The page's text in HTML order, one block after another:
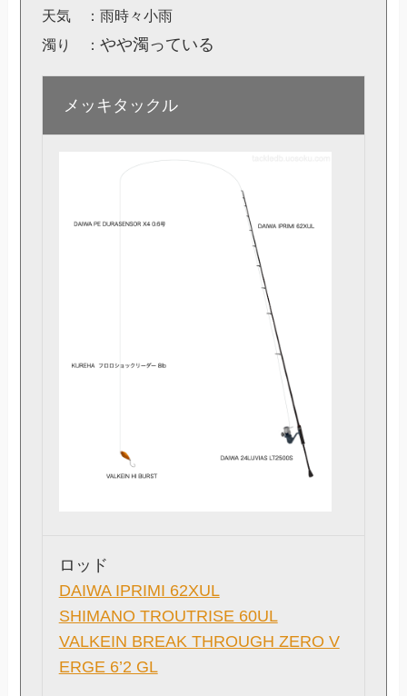
天気 ：雨時々小雨
濁り ： やや濁っている
メッキ タックル
ロッド
DAIWA IPRIMI 62XUL
SHIMANO TROUTRISE 60UL
VALKEIN BREAK THROUGH ZERO V
ERGE 6’2 GL